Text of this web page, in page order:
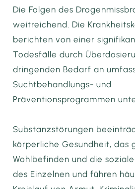
Die Folgen des
weitreichend. Die
berichten von einer
Todesfälle durch
dringenden Bedarf an
Suchtbehandlungs- und
Präventionsprogrammen
Substanzstörungen
körperliche Gesundheit, das
Wohlbefinden und die
des Einzelnen und führen